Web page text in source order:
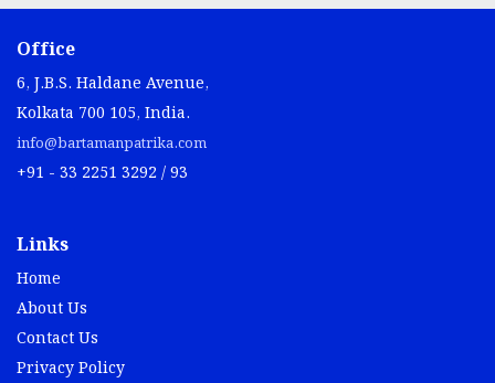
Office
6, J.B.S. Haldane Avenue,
Kolkata 700 105, India.
info@bartamanpatrika.com
+91 - 33 2251 3292 / 93
Links
Home
About Us
Contact Us
Privacy Policy